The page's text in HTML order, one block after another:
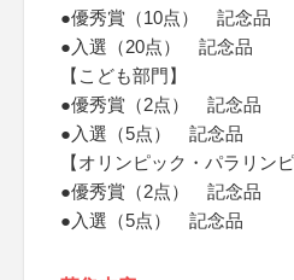
●優秀賞（10点） 記念品
●入選（20点） 記念品
【こども部門】
●優秀賞（2点） 記念品
●入選（5点） 記念品
【オリンピック・パラリン
●優秀賞（2点） 記念品
●入選（5点） 記念品